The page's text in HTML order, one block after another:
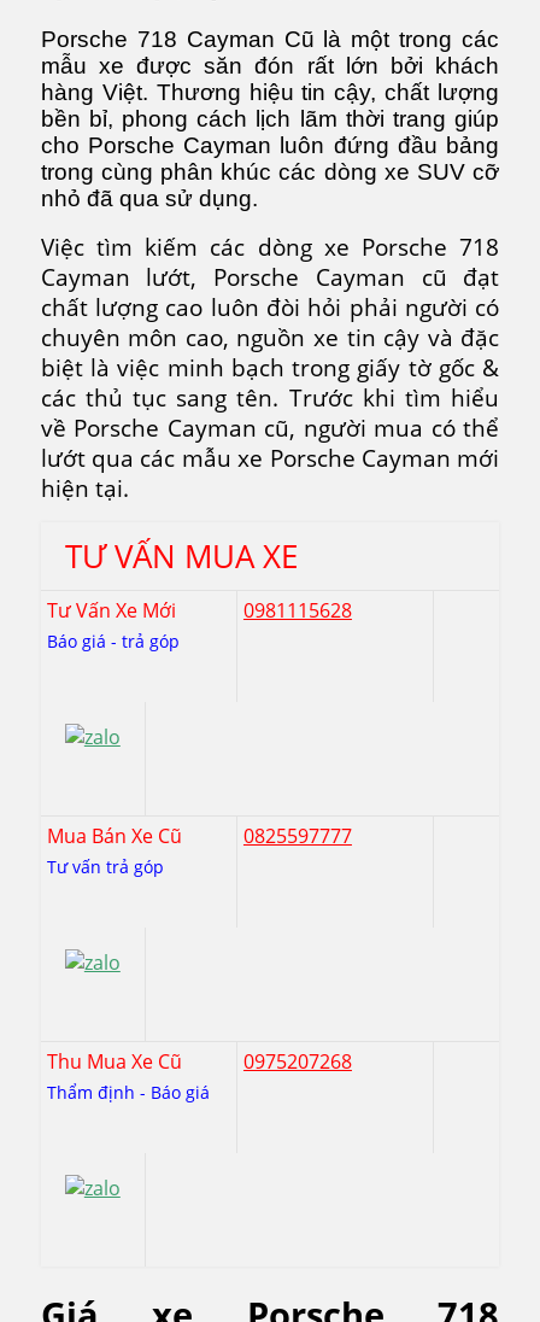
Porsche 718 Cayman Cũ là một trong các
mẫu xe được săn đón rất lớn bởi khách
hàng Việt. Thương hiệu tin cậy, chất lượng
bền bỉ, phong cách lịch lãm thời trang giúp
cho Porsche Cayman luôn đứng đầu bảng
trong cùng phân khúc các dòng xe SUV cỡ
nhỏ đã qua sử dụng.
Việc tìm kiếm các dòng xe Porsche 718
Cayman lướt, Porsche Cayman cũ đạt
chất lượng cao luôn đòi hỏi phải người có
chuyên môn cao, nguồn xe tin cậy và đặc
biệt là việc minh bạch trong giấy tờ gốc &
các thủ tục sang tên. Trước khi tìm hiểu
về Porsche Cayman cũ, người mua có thể
lướt qua các mẫu xe Porsche Cayman mới
hiện tại.
TƯ VẤN MUA XE
Tư Vấn Xe Mới
Báo giá - trả góp
0981115628
Mua Bán Xe Cũ
Tư vấn trả góp
0825597777
Thu Mua Xe Cũ
Thẩm định - Báo giá
0975207268